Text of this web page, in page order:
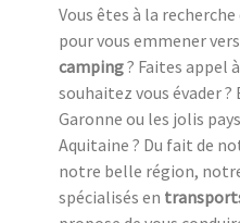
Vous êtes à la
pour vous emmener vers
camping? Faites appel
souhaitez vous évader
Garonne ou les jolis
Aquitaine ? Du fait de
notre belle région,
spécialisés en